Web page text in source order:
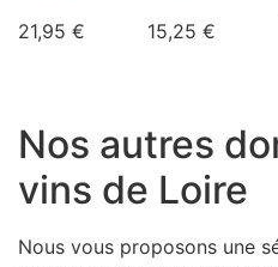
21,95 € 15,25€
Nos autres
vins de Loire
Nous vous proposons une